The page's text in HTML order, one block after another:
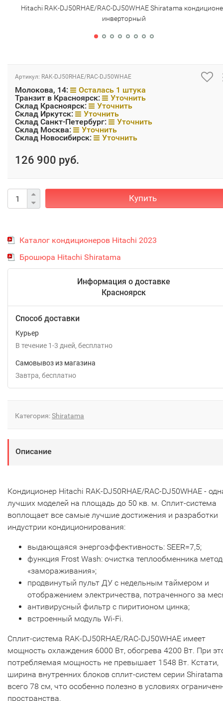
Hitachi RAK-DJ50RHAE/RAC-DJ50WHAE Shiratama
инверторный
Артикул: RAK-DJ50RHAE/RAC-DJ50WHAE
Молокова, 14:
Осталась 1 штука
Транзит в Красноярск:
Уточнить
Склад Красноярск:
Уточнить
Склад Иркутск:
Уточнить
Склад Санкт-Петербург:
Уточнить
Склад Москва:
Уточнить
Склад Новосибирск:
Уточнить
126 900 руб.
Купить
Каталог кондиционеров Hitachi 2023
Брошюра Hitachi Shiratama
Информация о доставке
Красноярск
Способ доставки
Курьер
В течение 1-3 дней Бесплатно
Самовывоз из магазина
Завтра
Бесплатно
Категория:Shiratama
Описание
Кондиционер Hitachi RAK-DJ50RHAE/RAC-DJ50WHAE -
лучших моделей на площадь до 50 кв. м. Сплит-система
воплощает все самые лучшие достижения и разработки
индустрии кондиционирования:
выдающаяся энергоэффективность: SEER=7,5;
функция Frost Wash: очистка теплообменника
«замораживания»;
продвинутый пульт ДУ с недельным таймером и
отображением электричества, потраченного за
антивирусный фильтр с пиритионом цинка;
встроенный модуль Wi-Fi.
Сплит-система RAK-DJ50RHAE/RAC-DJ50WHAE имеет
мощность охлаждения 6000 Вт, обогрева 4200 Вт. При
потребляемая мощность не превышает 1548 Вт. Кстати,
ширина внутренних блоков сплит-систем серии Shiratama
всего 78 см, что особенно полезно в условиях
пространства.